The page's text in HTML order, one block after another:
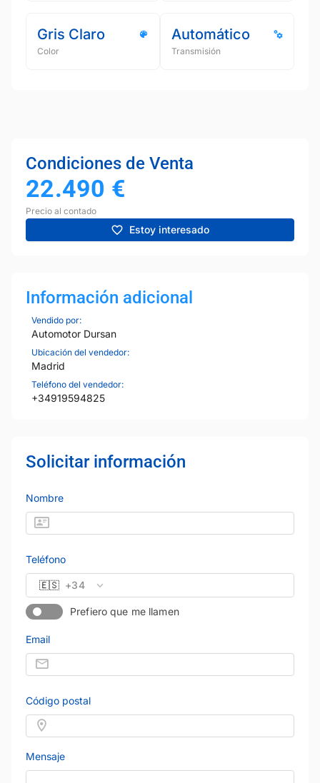
Gris Claro
Color
Automático
Transmisión
Condiciones de Venta
22.490 €
Precio al contado
Estoy interesado
Información adicional
Vendido por:
Automotor Dursan
Ubicación del vendedor:
Madrid
Teléfono del vendedor:
+34919594825
Solicitar información
Nombre
Teléfono
🇪🇸 +34
Prefiero que me llamen
Email
Código postal
Mensaje